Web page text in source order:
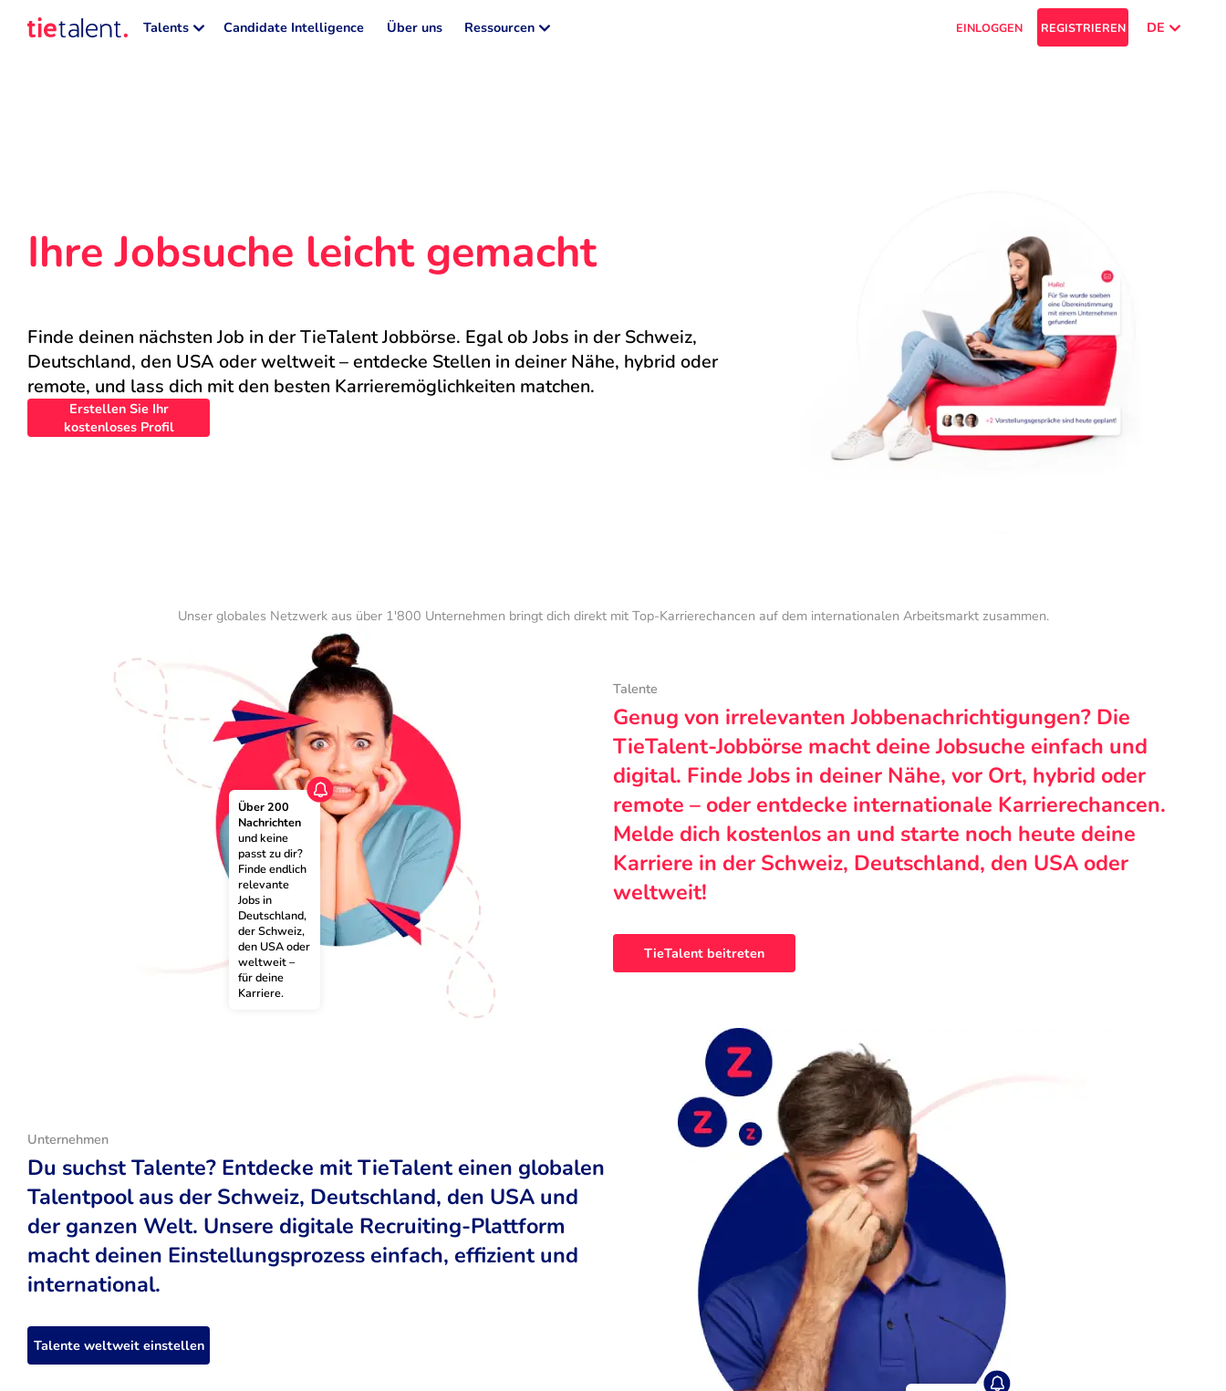
Talents Candidate Intelligence Über uns Ressourcen EINLOGGEN REGISTRIEREN DE
Ihre Jobsuche leicht gemacht
Finde deinen nächsten Job in der TieTalent Jobbörse. Egal ob Jobs in der Schweiz,
Deutschland, den USA oder weltweit – entdecke Stellen in deiner Nähe, hybrid oder
remote, und lass dich mit den besten Karrieremöglichkeiten matchen.
Erstellen Sie Ihr
kostenloses Profil
Unser globales Netzwerk aus über 1'800 Unternehmen bringt dich direkt mit Top-Karrierechancen auf dem internationalen Arbeitsmarkt zusammen.
Über 200
Nachrichten
und keine
passt zu dir?
Finde endlich
relevante
Jobs in
Deutschland,
der Schweiz,
den USA oder
weltweit –
für deine
Karriere.
Talente
Genug von irrelevanten Jobbenachrichtigungen? Die
TieTalent-Jobbörse macht deine Jobsuche einfach und
digital. Finde Jobs in deiner Nähe, vor Ort, hybrid oder
remote – oder entdecke internationale Karrierechancen.
Melde dich kostenlos an und starte noch heute deine
Karriere in der Schweiz, Deutschland, den USA oder
weltweit!
TieTalent beitreten
Unternehmen
Du suchst Talente? Entdecke mit TieTalent einen globalen
Talentpool aus der Schweiz, Deutschland, den USA und
der ganzen Welt. Unsere digitale Recruiting-Plattform
macht deinen Einstellungsprozess einfach, effizient und
international.
Talente weltweit einstellen